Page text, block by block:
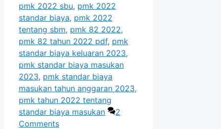
pmk 2022 sbu, pmk 2022
standar biaya, pmk 2022
tentang sbm, pmk 82 2022,
pmk 82 tahun 2022 pdf, pmk
standar biaya keluaran 2023,
pmk standar biaya masukan
2023, pmk standar biaya
masukan tahun anggaran 2023,
pmk tahun 2022 tentang
standar biaya masukan
2
Comments